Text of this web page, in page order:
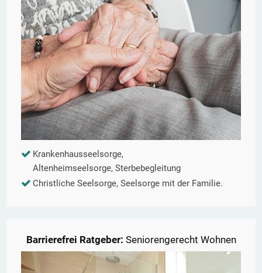
Krankenhausseelsorge,
Altenheimseelsorge, Sterbebegleitung
Christliche Seelsorge, Seelsorge mit der Familie.
Barrierefrei Ratgeber: Seniorengerecht Wohnen